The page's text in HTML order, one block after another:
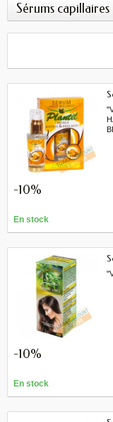
Sérums capillaires
-10%
En stock
-10%
En stock